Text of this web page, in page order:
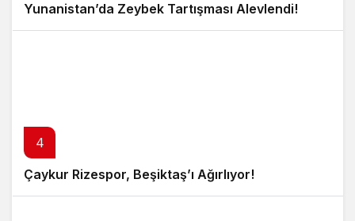
Yunanistan’da Zeybek Tartışması Alevlendi!
4
Çaykur Rizespor, Beşiktaş’ı Ağırlıyor!